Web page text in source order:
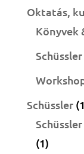
Oktatás,
Könyvek
Schüssler
11